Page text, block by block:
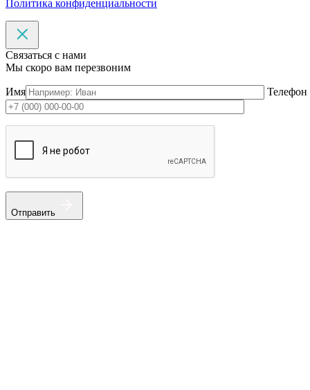
Политика конфиденциальности
Связаться с нами
Мы скоро вам перезвоним
Имя Телефон
Отправить